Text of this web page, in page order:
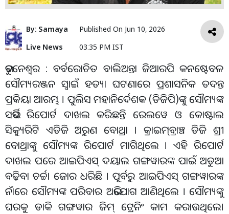
By: Samaya
Live News
Published On Jun 10, 2026
03:35 PM IST
ଭୁବନେଶ୍ୱର : ବର୍ବରୋଚିତ ବାଲିଅନ୍ତା ଜିଆରପି କନଷ୍ଟେବଳ
ସୌମ୍ୟରଞ୍ଜନ ସ୍ୱାଇଁ ହତ୍ୟା ଘଟଣାରେ ପ୍ରଶାସନିକ ତଦନ୍ତ
ପ୍ରକିୟା ଆରମ୍ଭ । ପୁଲିସ ମହାନିର୍ଦେଶକ (ଡିଜିପି)ଙ୍କୁ ସୌମ୍ୟଙ୍କ
ସର୍ଭିସ ରିପୋର୍ଟ ଦାଖଲ କରିଛନ୍ତି ରେଲୱେ ଓ କୋଷ୍ଟାଲ
ସିକ୍ୟୁରିଟି ଏଡିଜି ଅରୁଣ ବୋଥ୍ରା । କ୍ରାଇମ୍‌ବ୍ରାଞ୍ଚ ଡିଜି ଶ୍ରୀ
ବୋଥ୍ରାଙ୍କୁ ସୌମ୍ୟଙ୍କ ରିପୋର୍ଟ ମାଗିଥିଲେ । ଏହି ରିପୋର୍ଟ
ଦାଖଲ ପରେ ଆଇପିଏସ୍‌ ଦୟାଲ ଗଙ୍ଗୱାରଙ୍କ ପାଇଁ ଅଡୁଆ
ବଢ଼ିବା ଚର୍ଚ୍ଚା ଜୋର ଧରିଛି । ପୂର୍ବରୁ ଆଇପିଏସ୍‌ ଗଙ୍ଗୱାରଙ୍କ
ନାଁରେ ସୌମ୍ୟଙ୍କ ପରିବାର ଅଭିଯୋଗ ଆଣିଥିଲେ । ସୌମ୍ୟଙ୍କୁ
ଘରକୁ ଡାକି ଗଙ୍ଗୱାର ଜିମ୍ ଟ୍ରେନିଂ କାମ କରାଉଥିଲେ।